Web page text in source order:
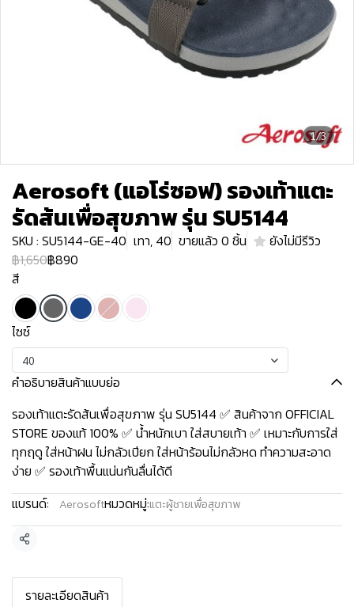
1/3
Aerosoft (แอโร่ซอฟ) รองเท้าแตะ
รัดส้นเพื่อสุขภาพ รุ่น SU5144
SKU : SU5144-GE-40 เทา, 40 ขายแล้ว 0 ชิ้น
ยังไม่มีรีวิว
฿1,650฿890
สี
ไซซ์
40
คำอธิบายสินค้าแบบย่อ
รองเท้าแตะรัดส้นเพื่อสุขภาพ รุ่น SU5144 ✅ สินค้าจาก OFFICIAL
STORE ของแท้ 100% ✅ น้ำหนักเบา ใส่สบายเท้า ✅ เหมาะกับการใส่
ทุกฤดู ใส่หน้าฝน ไม่กลัวเปียก ใส่หน้าร้อนไม่กลัวหด ทำความสะอาด
ง่าย ✅ รองเท้าพื้นแน่นกันลื่นได้ดี
แบรนด์:
Aerosoftหมวดหมู่:แตะผู้ชายเพื่อสุขภาพ
แชร์
รายละเอียดสินค้า